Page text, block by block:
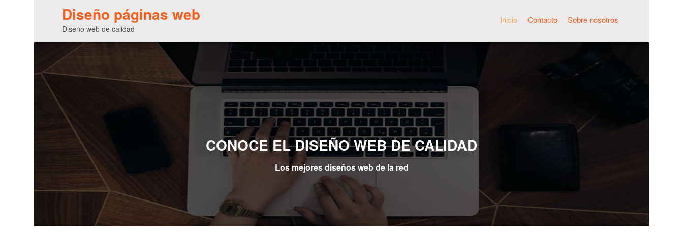
Diseño páginas web
Diseño web de calidad
Inicio Contacto Sobre nosotros
CONOCE EL DISEÑO WEB DE CALIDAD
Los mejores diseños web de la red